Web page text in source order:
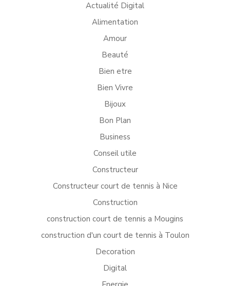
Actualité Digital
Alimentation
Amour
Beauté
Bien etre
Bien Vivre
Bijoux
Bon Plan
Business
Conseil utile
Constructeur
Constructeur court de tennis à Nice
Construction
construction court de tennis a Mougins
construction d'un court de tennis à Toulon
Decoration
Digital